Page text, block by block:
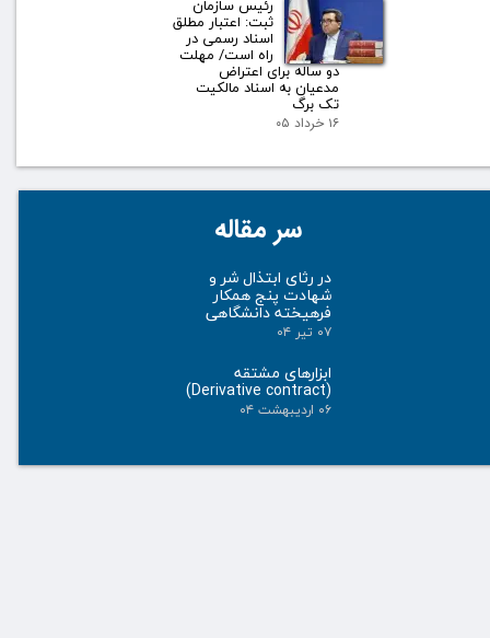
رئیس سازمان
ثبت: اعتبار مطلق
اسناد رسمی در
راه است/ مهلت
دو ساله برای اعتراض
مدعیان به اسناد مالکیت
تک برگ
۱۶ خرداد ۰۵
سر مقاله
در رثای ابتذال شر و
شهادت پنج همکار
فرهیخته دانشگاهی
۰۷ تیر ۰۴
ابزارهای مشتقه
(Derivative contract)
۰۶ اردیبهشت ۰۴